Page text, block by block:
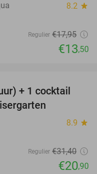
8.2 star
Regulier €17,95
€13,50
33%
+ 1 cocktail
8.9 star
Regulier €31,40
€20,90